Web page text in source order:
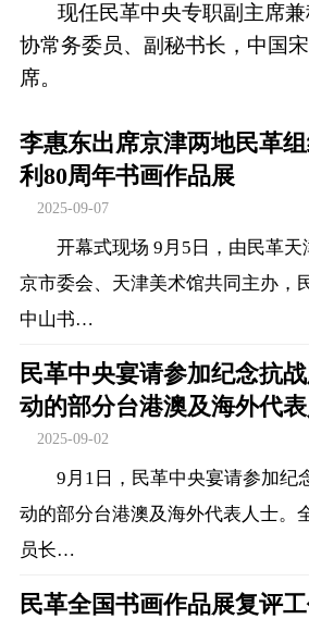
现任民革中央专职副主席兼
协常务委员、副秘书长，中国
席。
李惠东出席京津两地民革
利80周年书画作品展
2025-09-07
开幕式现场 9月5日，由民革
京市委会、天津美术馆共同主办，
中山书…
民革中央宴请参加纪念抗
动的部分台港澳及海外代
2025-09-02
9月1日，民革中央宴请参加纪
动的部分台港澳及海外代表人士。
员长…
民革全国书画作品展复评